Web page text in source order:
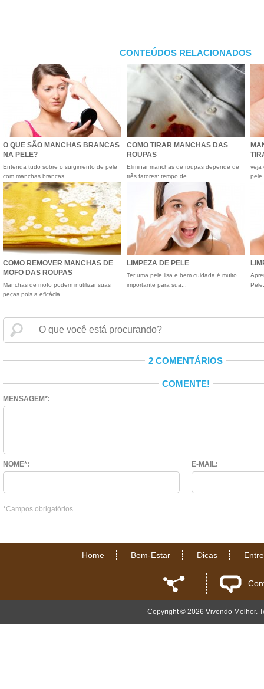
CONTEÚDOS RELACIONADOS
O QUE SÃO MANCHAS BRANCAS
NA PELE?
Entenda tudo sobre o surgimento de pele
com manchas brancas
COMO TIRAR MANCHAS DAS
ROUPAS
Eliminar manchas de roupas depende de
três fatores: tempo de...
veja
pele.
COMO REMOVER MANCHAS DE
MOFO DAS ROUPAS
Manchas de mofo podem inutilizar suas
peças pois a eficácia...
LIMPEZA DE PELE
Ter uma pele lisa e bem cuidada é muito
importante para sua...
Pele.
2 COMENTÁRIOS
COMENTE!
MENSAGEM*:
NOME*: E-MAIL:
*Campos obrigatórios
Home Bem-Estar Dicas
Copyright © 2026 Vivendo Melhor.